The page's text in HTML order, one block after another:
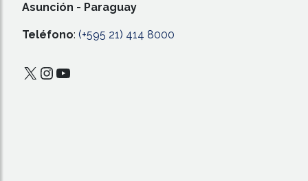
Asunción - Paraguay
Teléfono: (+595 21) 414 8000
X Instagram
YouTube